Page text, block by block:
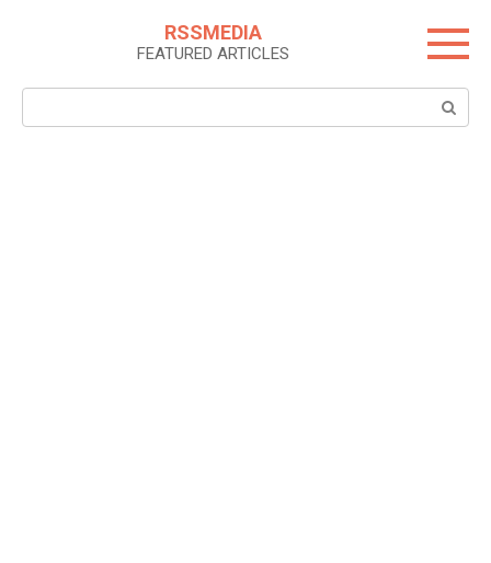
RSSMEDIA
FEATURED ARTICLES
Search: